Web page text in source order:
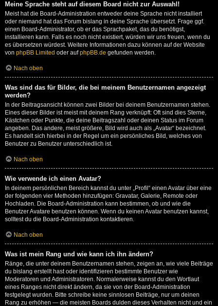
Meine Sprache steht auf diesem Board nicht zur Auswahl!
Meist hat die Board-Administration entweder deine Sprache nicht installiert
oder niemand hat das Forum bislang in deine Sprache übersetzt. Frage ggf.
einen Board-Administrator, ob er das Sprachpaket, das du benötigst,
installieren kann. Falls es noch nicht existiert, würden wir uns freuen, wenn du
es übersetzen würdest. Weitere Informationen dazu können auf der Website
von phpBB Limited oder aufphpBB.de gefunden werden.
Nach oben
Was sind das für Bilder, die bei meinem Benutzernamen angezeigt
werden?
In der Beitragsansicht können zwei Bilder bei deinem Benutzernamen stehen.
Eines dieser Bilder ist meist mit deinem Rang verknüpft: Oft sind dies Sterne,
Kästchen oder Punkte, die deine Beitragszahl oder deinen Status im Forum
angeben. Das andere, meist größere, Bild wird auch als „Avatar“ bezeichnet.
Es handelt sich hierbei in der Regel um ein persönliches Bild, welches von
Benutzer zu Benutzer unterschiedlich ist.
Nach oben
Wie verwende ich einen Avatar?
In deinem persönlichen Bereich kannst du unter „Profil“ einen Avatar über eine
der folgenden vier Methoden hinzufügen: Gravatar, Galerie, Remote oder
Hochladen. Die Board-Administration kann bestimmen, ob und wie die
Benutzer Avatare benutzen können. Wenn du keinen Avatar benutzen kannst,
solltest du die Board-Administration kontaktieren.
Nach oben
Was ist mein Rang und wie kann ich ihn ändern?
Ränge, die unter deinem Benutzernamen stehen, zeigen an, wie viele Beiträge
du bislang erstellt hast oder identifizieren bestimmte Benutzer wie
Moderatoren und Administratoren. Normalerweise kannst du den Wortlaut
eines Ranges nicht direkt ändern, da sie von der Board-Administration
festgelegt wurden. Bitte schreibe keine sinnlosen Beiträge, nur um deinen
Rang zu erhöhen — die meisten Boards dulden dieses Verhalten nicht und ein